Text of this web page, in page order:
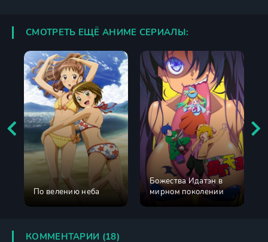
СМОТРЕТЬ ЕЩЁ АНИМЕ СЕРИАЛЫ:
По велению неба
Божества Идатэн в
мирном поколении
КОММЕНТАРИИ (18)